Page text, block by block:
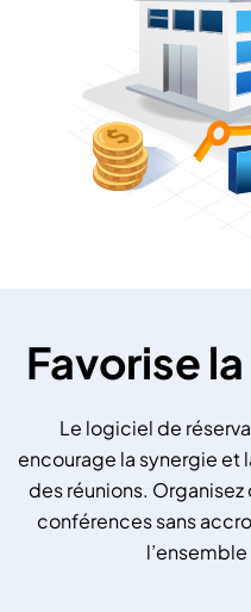
Favorise
Le logiciel de
encourage la synergie et
des réunions.
conférences sans